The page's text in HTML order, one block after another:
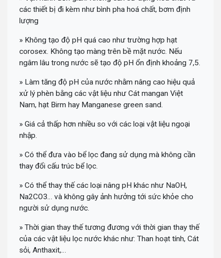
các thiết bị đi kèm như bình pha hoá chất, bơm định
lượng
» Không tạo độ pH quá cao như trường hợp hạt
corosex. Không tạo màng trên bề mặt nước. Nếu
ngâm lâu trong nước sẽ tạo độ pH ổn định khoảng 7,5.
» Làm tăng độ pH của nước nhằm nâng cao hiệu quả
xử lý phèn bằng các vật liệu như Cát mangan Việt
Nam, hạt Birm hay Manganese green sand.
» Giá cả thấp hơn nhiều so với các loại vật liệu ngoại
nhập.
» Có thể đưa vào bể lọc đang sử dụng mà không cần
thay đổi cấu trúc bể lọc.
» Có thể thay thế các loại nâng pH khác như NaOH,
Na2CO3… và không gây ảnh hưởng tới sức khỏe cho
người sử dụng nước.
» Thời gian thay thế tương đương với thời gian thay thế
của các vật liệu lọc nước khác như: Than hoạt tính, Cát
sỏi, Anthaxit,…